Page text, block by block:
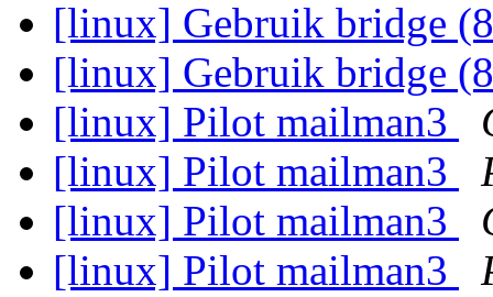
[linux] Gebruik bridge
[linux] Gebruik bridge
[linux] Pilot mailman3
[linux] Pilot mailman3
[linux] Pilot mailman3
[linux] Pilot mailman3